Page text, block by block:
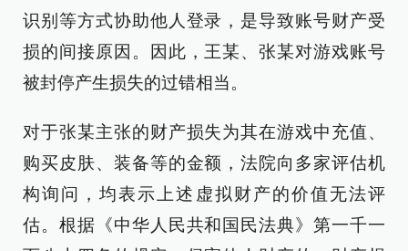
识别等方式协助他人登录，是导致账号财产受
损的间接原因。因此，王某、张某对游戏账号
被封停产生损失的过错相当。
对于张某主张的财产损失为其在游戏中充值、
购买皮肤、装备等的金额，法院向多家评估机
构询问，均表示上述虚拟财产的价值无法评
估。根据《中华人民共和国民法典》第一千一